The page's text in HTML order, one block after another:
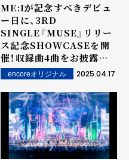
ME:Iが記念すべきデビュ
ー日に、3RD
SINGLE『MUSE』リリー
ス記念SHOWCASEを開
催！収録曲4曲をお披露目
＆初ツアー開催決定のサプ
ライズも！＜オリジナルイ
ベントレポート＞
encoreオリジナル 2025.04.17